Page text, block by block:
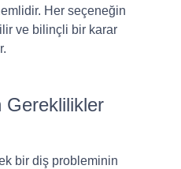
Her seçeneğin
ve bilinçli bir karar
Gereklilikler
bir diş probleminin